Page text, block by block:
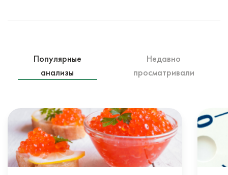
Популярные
анализы
Недавно
просматривали